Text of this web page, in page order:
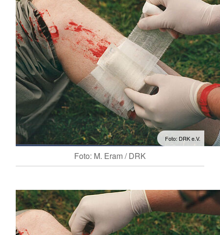
Foto: DRK e.V.
Foto: M. Eram / DRK